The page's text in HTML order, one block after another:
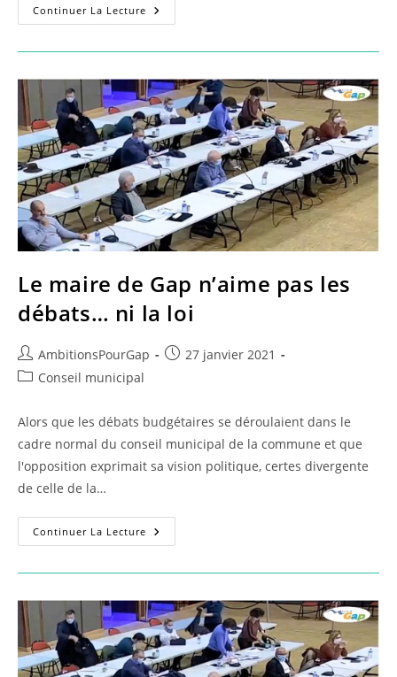
Continuer La Lecture Nos
5
Sur
Municipal
Du
26
Mars
2021
Le maire de Gap n’aime pas les
débats… ni la loi
Auteur/autrice
de
AmbitionsPourGap
Publication
27 janvier 2021
PostConseil municipal
Alors que les débats budgétaires se déroulaient dans le
cadre normal du conseil municipal de la commune et que
l'opposition exprimait sa vision politique, certes divergente
de celle de la…
Continuer La Lecture Le
Maire
Gap
Les
Débats…
Ni
La
Loi